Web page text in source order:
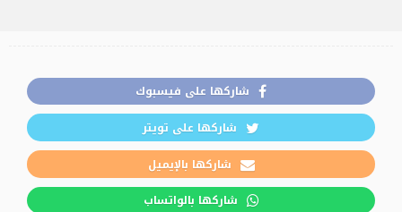
شاركها على فيسبوك
شاركها على تويتر
شاركها بالإيميل
شاركها بالواتساب